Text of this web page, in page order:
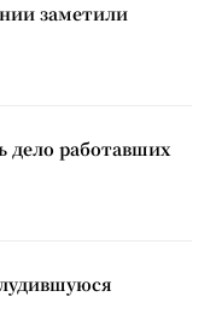
заметили
дело работавших